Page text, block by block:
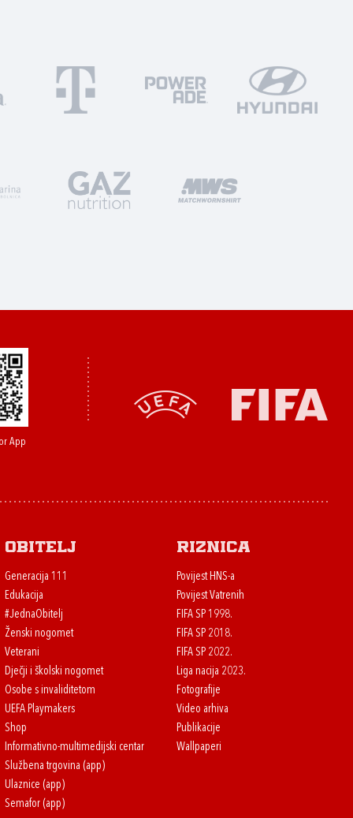
App
Obitelj
Generacija 111
Edukacija
#JednaObitelj
Ženski nogomet
Veterani
Dječji i školski nogomet
Osobe s invaliditetom
UEFA Playmakers
Shop
Informativno-multimedijski centar
Službena trgovina (app)
Ulaznice (app)
Semafor (app)
Riznica
Povijest HNS-a
Povijest Vatrenih
FIFA SP 1998.
FIFA SP 2018.
FIFA SP 2022.
Liga nacija 2023.
Fotografije
Video arhiva
Publikacije
Wallpaperi